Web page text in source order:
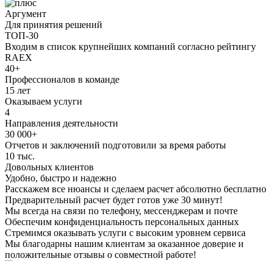
Аргумент
Для принятия решений
ТОП-30
Входим в список крупнейших компаний согласно рейтингу
RAEX
40+
Профессионалов в команде
15 лет
Оказываем услуги
4
Направления деятельности
30 000+
Отчетов и заключений подготовили за время работы
10 тыс.
Довольных клиентов
Удобно, быстро и надежно
Расскажем все нюансы и сделаем расчет абсолютно бесплатно
Предварительный расчет будет готов уже 30 минут!
Мы всегда на связи по телефону, мессенджерам и почте
Обеспечим конфиденциальность персональных данных
Стремимся оказывать услуги с высоким уровнем сервиса
Мы благодарны нашим клиентам за оказанное доверие и
положительные отзывы о совместной работе!